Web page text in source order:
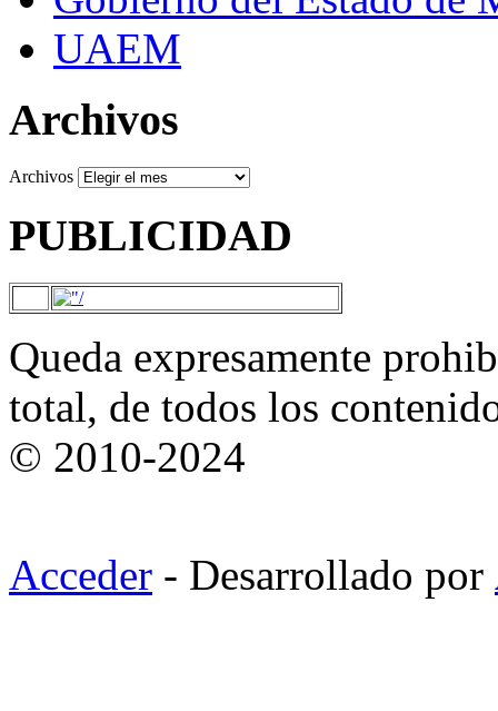
UAEM
Archivos
Archivos
PUBLICIDAD
Queda expresamente
total, de todos los
© 2010-2024
Acceder - Desarrollado por